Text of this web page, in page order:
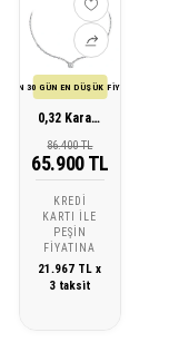
SON 30 GÜN EN DÜŞÜK FİYATI
0,32 Karat Pırlanta Baget Gerdanlık
86.400 TL
65.900 TL
KREDI
KARTI ILE
PEŞIN
FIYATINA
21.967 TL x
3 taksit